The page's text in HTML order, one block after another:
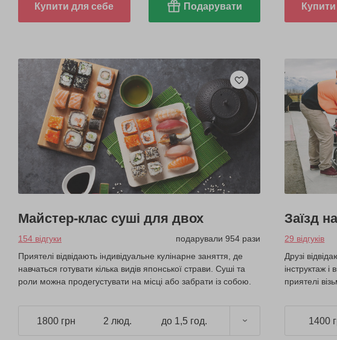
Купити для себе Подарувати
Майстер-клас суші для двох
154 відгуки
подарували 954 рази
Приятелі відвідають індивідуальне кулінарне заняття, де
навчаться готувати кілька видів японської страви. Суші та
роли можна продегустувати на місці або забрати із собою.
1800 грн 2 люд. до 1,5 год.
Заїзд
29 відгуків
Друзі
інструктаж
приятелі
1400